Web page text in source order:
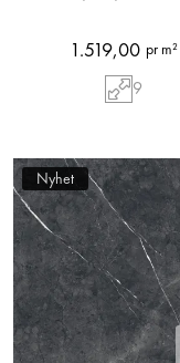
1.519,00 pr m²
9
Nyhet